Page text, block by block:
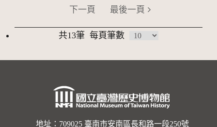
下一頁 最後一頁
共13筆 每頁筆數
地址：709025 臺南市安南區長和路一段250號